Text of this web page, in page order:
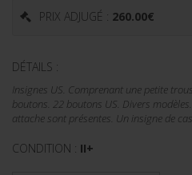
PRIX ADJUGÉ : 260.00€
DÉTAILS :
Insignes US. Comprenant une petite
boutons. 22 boutons US. Divers
attache sont présentes. Un insigne de
CONDITION : II+